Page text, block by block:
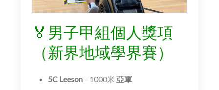
🏅男子甲組個人獎項
（新界地域學界賽）
5C Leeson – 1000米 亞軍